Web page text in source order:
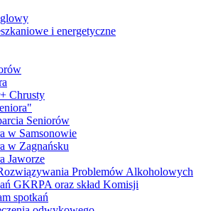
i energetyczne
Chrusty
Seniorów
w Samsonowie
w Zagnańsku
Jaworze
Problemów Alkoholowych
GKRPA oraz skład Komisji
spotkań